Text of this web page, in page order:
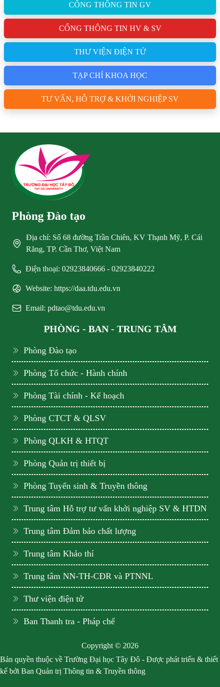
CỔNG THÔNG TIN GV
CỔNG THÔNG TIN HV & SV
THƯ VIỆN ĐIỆN TỬ
TẠP CHÍ KHOA HỌC
TƯ VẤN, HỖ TRỢ & KHỞI NGHIỆP SV
Phòng Đào tạo
Địa chỉ: Số 68 đường Trần Chiên, KV Thạnh Mỹ, P. Cái
Răng, TP. Cần Thơ, Việt Nam
Điện thoại: 02923840666 - 02923840222
Website: https://daa.tdu.edu.vn
Email: pdtao@tdu.edu.vn
PHÒNG - BAN - TRUNG TÂM
Phòng Đào tạo
Phòng Tổ chức - Hành chính
Phòng Tài chính - Kế hoạch
Phòng CTCT & QLSV
Phòng QLKH & HTQT
Phòng Quản trị thiết bị
Phòng Tuyển sinh & Truyền thông
Trung tâm Hỗ trợ tư vấn khởi nghiệp SV & HTDN
Trung tâm Đảm bảo chất lượng
Trung tâm Khảo thí
Trung tâm NN-TH-CĐR và PTNNL
Thư viện điện tử
Ban Thanh tra - Pháp chế
Copyright © 2026
Bản quyền thuộc về Trường Đại học Tây Đô - Được phát triển & thiết
kế bởi Ban Quản trị Thông tin & Truyền thông